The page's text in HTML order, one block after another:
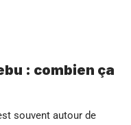
: combien ça
souvent autour de